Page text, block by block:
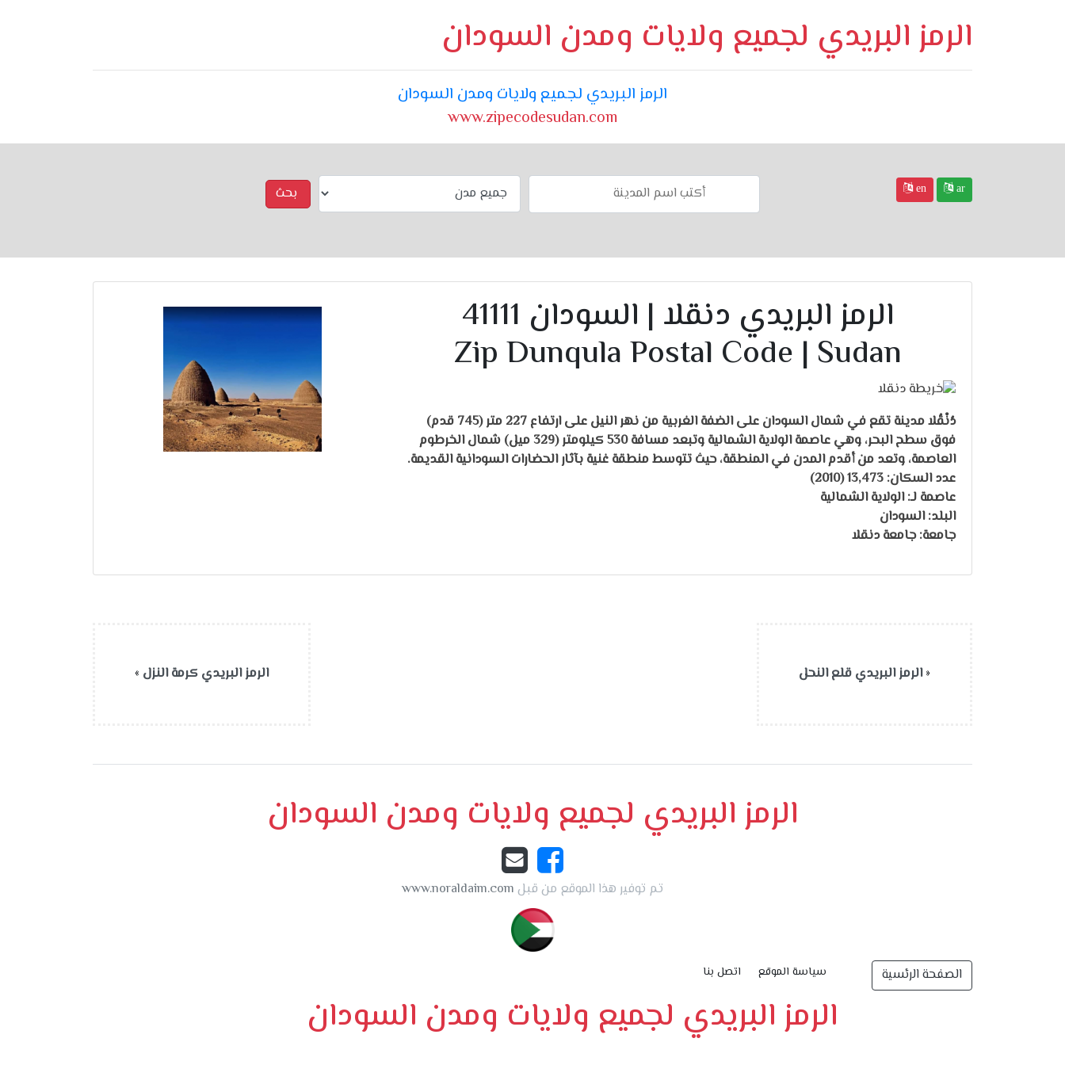
الرمز البريدي لجميع ولايات ومدن السودان
الرمز البريدي لجميع ولايات ومدن السودان
www.zipecodesudan.com
ar
en
الرمز البريدي دنقلا | السودان 41111
Zip Dunqula Postal Code | Sudan
دُنْقُلا مدينة تقع في شمال السودان على الضفة الغربية من نهر النيل على ارتفاع 227 متر (745 قدم)
فوق سطح البحر، وهي عاصمة الولاية الشمالية وتبعد مسافة 530 كيلومتر (329 ميل) شمال الخرطوم
العاصمة، وتعد من أقدم المدن في المنطقة، حيث تتوسط منطقة غنية بآثار الحضارات السودانية القديمة.
عدد السكان: 13,473 (2010)
عاصمة لـ: الولاية الشمالية
البلد: السودان
جامعة: جامعة دنقلا
«الرمز البريدي قلع النحل الرمز البريدي كرمة النزل »
الرمز البريدي لجميع ولايات ومدن السودان
تم توفير هذا الموقع من قبل www.noraldaim.com
الصفحة الرئسية سياسة الموقع اتصل بنا
الرمز البريدي لجميع ولايات ومدن السودان